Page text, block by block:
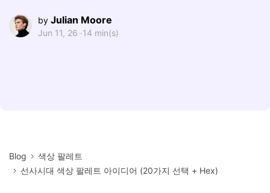
by Julian Moore
Jun 11, 26 ·14 min(s)
Blog
색상 팔레트
선사시대 색상 팔레트 아이디어 (20가지 선택 + Hex)